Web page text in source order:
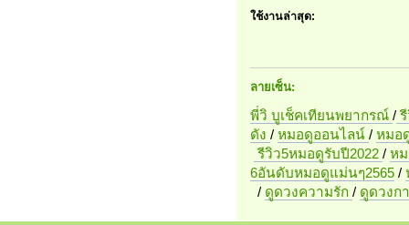
ใช้งานล่าสุด:
ลายเซ็น:
พี่วิ บูเช็คเทียนพยากรณ์ /รี
ดัง / หมอดูออนไลน์ / หมอ
รีวิว5หมอดูรับปี2022 / ห
6อันดับหมอดูแม่นๆ2565/
/ ดูดวงความรัก / ดูดวงก